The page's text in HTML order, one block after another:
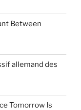
Between
allemand des
Tomorrow Is